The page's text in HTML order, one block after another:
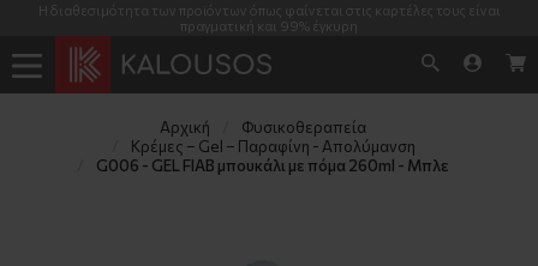
Η διαθεσιμότητα των προϊόντων όπως φαίνεται στις καρτέλες τους είναι
πραγματική και 99% έγκυρη
Αρχική
Φυσικοθεραπεία
Κρέμες – Gel – Παραφίνη - Απολύμανση
G006 - GEL FIAB μπουκάλι με πόμα 260ml - Μπλε